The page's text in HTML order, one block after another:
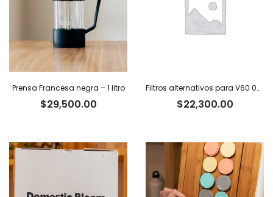
Prensa Francesa negra – 1 litro
$29,500.00
Filtros alternativos para V60 02 x 100 u.
$22,300.00